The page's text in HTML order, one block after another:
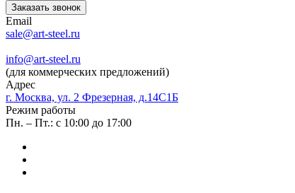
Заказать звонок
Email
sale@art-steel.ru
info@art-steel.ru
(для коммерческих предложений)
Адрес
г. Москва, ул. 2 Фрезерная, д.14С1Б
Режим работы
Пн. – Пт.: с 10:00 до 17:00